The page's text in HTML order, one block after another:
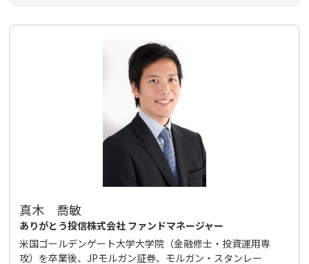
真木 喬敏
ありがとう投信株式会社 ファンドマネージャー
米国ゴールデンゲート大学大学院（金融修士・投資運用専
攻）を卒業後、JPモルガン証券、モルガン・スタンレー